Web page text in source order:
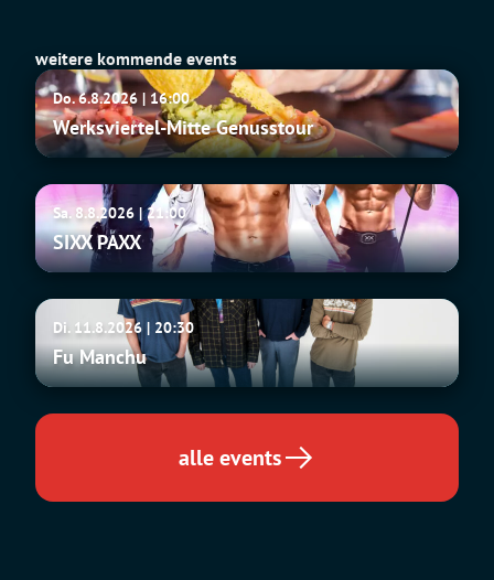
weitere kommende events
Werksviertel-
Mitte
Genusstour
Do. 6.8.2026 | 16:00
Werksviertel-Mitte Genusstour
SIXX
PAXXSa. 8.8.2026 | 21:00
SIXX PAXX
Fu
Manchu
Di. 11.8.2026 | 20:30
Fu Manchu
alle events